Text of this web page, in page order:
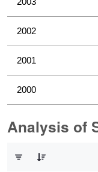
2002
2001
2000